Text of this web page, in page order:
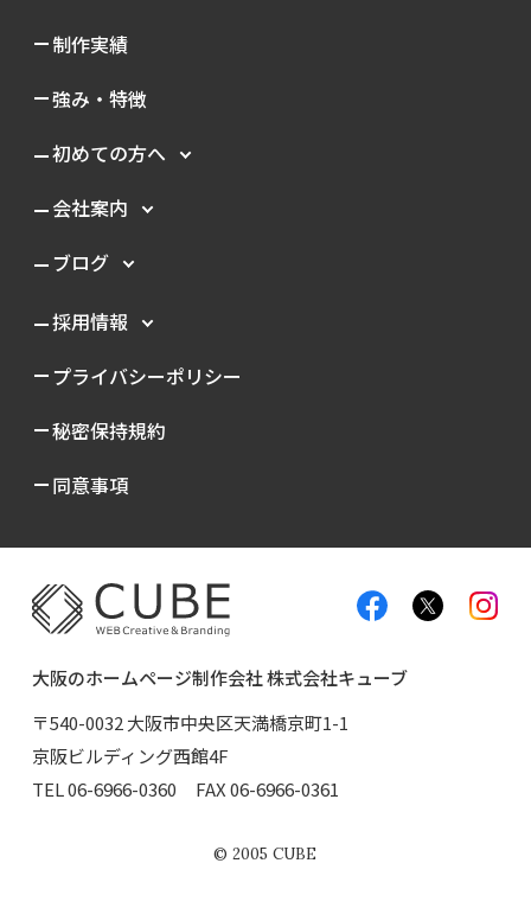
制作実績
強み・特徴
初めての方へ
会社案内
ブログ
採用情報
プライバシーポリシー
秘密保持規約
同意事項
大阪のホームページ制作会社 株式会社キューブ
〒540-0032 大阪市中央区天満橋京町1-1
京阪ビルディング西館4F
TEL06-6966-0360 FAX 06-6966-0361
©2005 CUBE